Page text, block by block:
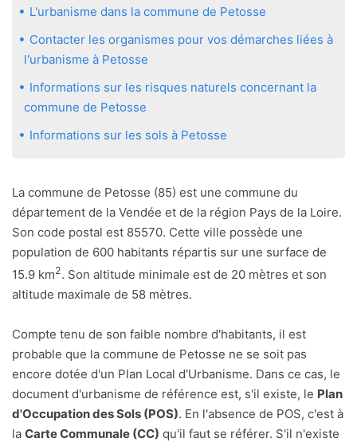
L'urbanisme dans la commune de Petosse
Contacter les organismes pour vos démarches liées à
l'urbanisme à Petosse
Informations sur les risques naturels concernant la
commune de Petosse
Informations sur les sols à Petosse
La commune de Petosse (85) est une commune du
département de la Vendée et de la région Pays de la Loire.
Son code postal est 85570. Cette ville possède une
population de 600 habitants répartis sur une surface de
15.9 km2. Son altitude minimale est de 20 mètres et son
altitude maximale de 58 mètres.
Compte tenu de son faible nombre d'habitants, il est
probable que la commune de Petosse ne se soit pas
encore dotée d'un Plan Local d'Urbanisme. Dans ce cas, le
document d'urbanisme de référence est, s'il existe, le Plan
d'Occupation des Sols (POS). En l'absence de POS, c'est à
la Carte Communale (CC) qu'il faut se référer. S'il n'existe